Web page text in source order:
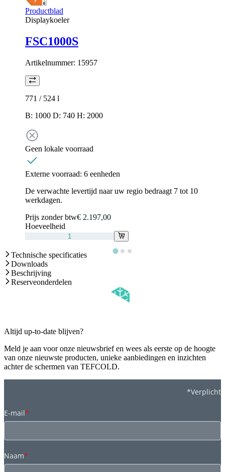
Productblad
Displaykoeler
FSC1000S
Artikelnummer: 15957
771 / 524 l
B: 1000 D: 740 H: 2000
Geen lokale voorraad
Externe voorraad: 6 eenheden
De verwachte levertijd naar uw regio bedraagt 7 tot 10
werkdagen.
Prijs zonder btw€ 2.197,00
Hoeveelheid
Technische specificaties
Downloads
Beschrijving
Reserveonderdelen
Altijd up-to-date blijven?
Meld je aan voor onze nieuwsbrief en wees als eerste op de hoogte
van onze nieuwste producten, unieke aanbiedingen en inzichten
achter de schermen van TEFCOLD.
*Verplicht
E-mail*
Naam*